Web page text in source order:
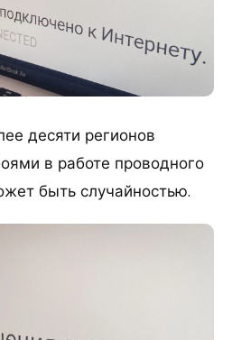
десяти регионов
в работе проводного
быть случайностью.